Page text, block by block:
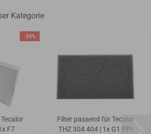
Kategorie
-33%
F7
Filter passend für Tecalor
THZ 304 404 | 1x G1 PPI